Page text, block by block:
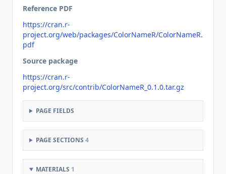
Reference PDF
https://cran.r-
project.org/web/packages/ColorNameR/ColorNameR.
pdf
Source package
https://cran.r-
project.org/src/contrib/ColorNameR_0.1.0.tar.gz
PAGE FIELDS
PAGE SECTIONS 4
MATERIALS 1